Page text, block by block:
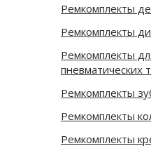
Ремкомплекты
Ремкомплекты
Ремкомплекты
пневматических
Ремкомплекты
Ремкомплекты
Ремкомплекты